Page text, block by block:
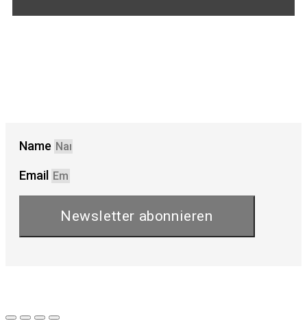
Name
Email
Newsletter abonnieren